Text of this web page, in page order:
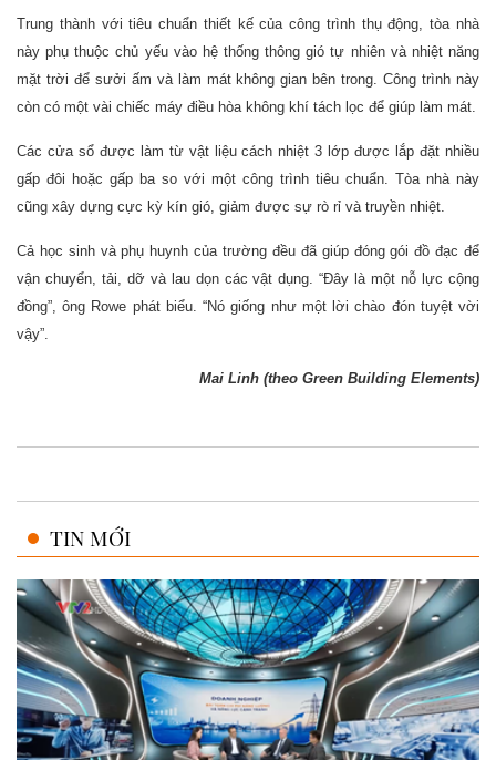
Trung thành với tiêu chuẩn thiết kế của công trình thụ động, tòa nhà
này phụ thuộc chủ yếu vào hệ thống thông gió tự nhiên và nhiệt năng
mặt trời để sưởi ấm và làm mát không gian bên trong. Công trình này
còn có một vài chiếc máy điều hòa không khí tách lọc để giúp làm mát.
Các cửa sổ được làm từ vật liệu cách nhiệt 3 lớp được lắp đặt nhiều
gấp đôi hoặc gấp ba so với một công trình tiêu chuẩn. Tòa nhà này
cũng xây dựng cực kỳ kín gió, giảm được sự rò rỉ và truyền nhiệt.
Cả học sinh và phụ huynh của trường đều đã giúp đóng gói đồ đạc để
vận chuyển, tải, dỡ và lau dọn các vật dụng. “Đây là một nỗ lực cộng
đồng”, ông Rowe phát biểu. “Nó giống như một lời chào đón tuyệt vời
vậy”.
Mai Linh (theo Green Building Elements)
TIN MỚI